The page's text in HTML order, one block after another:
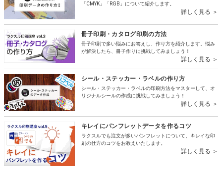
「CMYK」「RGB」について紹介します。
詳しく見る ＞
冊子印刷・カタログ印刷の方法
冊子印刷で多い悩みにお答えし、作り方を紹介します。悩み
が解決したら、冊子作りに挑戦してみましょう！
詳しく見る ＞
シール・ステッカー・ラベルの作り方
シール・ステッカー・ラベルの印刷方法をマスターして、オ
リジナルシールの作成に挑戦してみましょう！
詳しく見る ＞
キレイにパンフレットデータを作るコツ
ラクスルでも注文が多いパンフレットについて、キレイな印
刷の仕方のコツをお教えいたします。
詳しく見る ＞